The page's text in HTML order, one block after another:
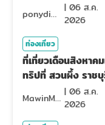
ponydiary | 06 ส.ค.
2026
ท่องเที่ยว
ที่เที่ยวเดือนสิงหาค
ทริปที่ สวนผึ้ง ราช
MawinMatravel | 06 ส.ค.
2026